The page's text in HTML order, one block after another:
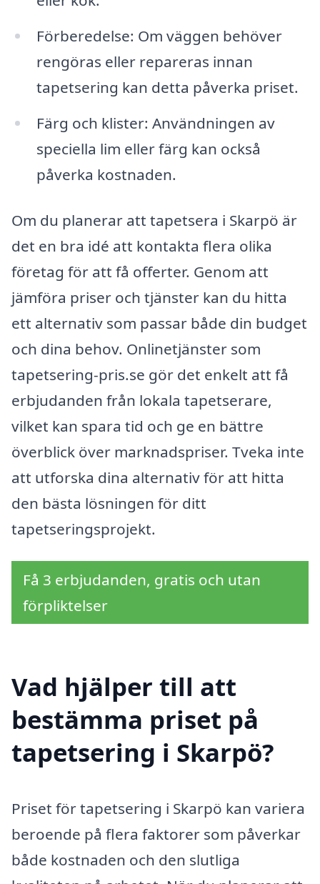
Förberedelse: Om väggen behöver
rengöras eller repareras innan
tapetsering kan detta påverka priset.
Färg och klister: Användningen av
speciella lim eller färg kan också
påverka kostnaden.
Om du planerar att tapetsera i Skarpö är
det en bra idé att kontakta flera olika
företag för att få offerter. Genom att
jämföra priser och tjänster kan du hitta
ett alternativ som passar både din budget
och dina behov. Onlinetjänster som
tapetsering-pris.se gör det enkelt att få
erbjudanden från lokala tapetserare,
vilket kan spara tid och ge en bättre
överblick över marknadspriser. Tveka inte
att utforska dina alternativ för att hitta
den bästa lösningen för ditt
tapetseringsprojekt.
Få 3 erbjudanden, gratis och utan
förpliktelser
Vad hjälper till att
bestämma priset på
tapetsering i Skarpö?
Priset för tapetsering i Skarpö kan variera
beroende på flera faktorer som påverkar
både kostnaden och den slutliga